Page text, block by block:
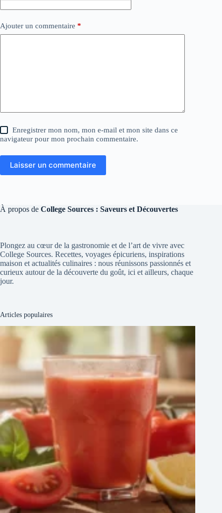
Ajouter un commentaire *
Enregistrer mon nom, mon e-mail et mon site dans ce
navigateur pour mon prochain commentaire.
Laisser un commentaire
À propos de College Sources : Saveurs et Découvertes
Plongez au cœur de la gastronomie et de l’art de vivre avec
College Sources. Recettes, voyages épicuriens, inspirations
maison et actualités culinaires : nous réunissons passionnés et
curieux autour de la découverte du goût, ici et ailleurs, chaque
jour.
Articles populaires